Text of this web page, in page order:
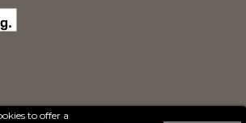
to offer a